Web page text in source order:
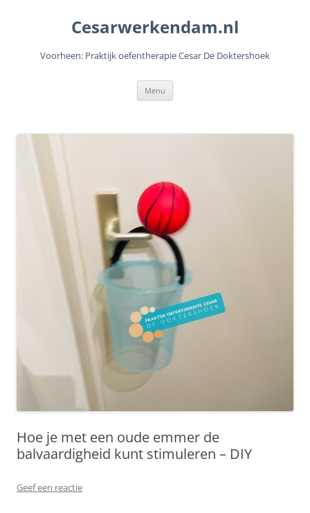
Cesarwerkendam.nl
Voorheen: Praktijk oefentherapie Cesar De Doktershoek
Menu
Hoe je met een oude emmer de
balvaardigheid kunt stimuleren – DIY
Geef een reactie